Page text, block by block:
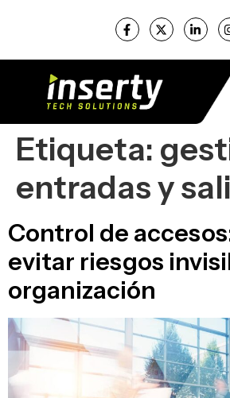
Etiqueta:
entradas y
Control de
evitar riesgos
organización